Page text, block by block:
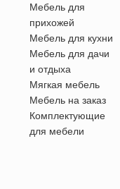
Мебель для
прихожей
Мебель для кухни
Мебель для дачи
и отдыха
Мягкая мебель
Мебель на заказ
Комплектующие
для мебели